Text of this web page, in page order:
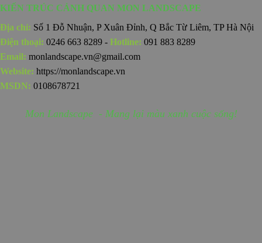
KIẾN TRÚC CẢNH QUAN MON LANDSCAPE
Địa chỉ: Số 1 Đỗ Nhuận, P Xuân Đỉnh, Q Bắc Từ Liêm, TP Hà Nội
Điện thoại: 0246 663 8289 - Hotline: 091 883 8289
Email: monlandscape.vn@gmail.com
Website: https://monlandscape.vn
MSDN: 0108678721
Mon Landscape - Mang lại màu xanh cuộc sống!